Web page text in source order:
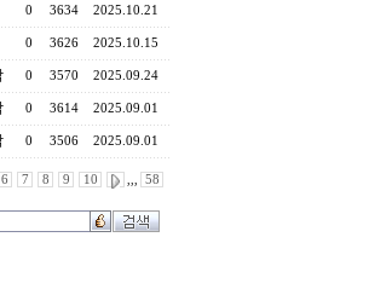
0 3634 2025.10.21
0 3626 2025.10.15
0 3570 2025.09.24
0 3614 2025.09.01
0 3506 2025.09.01
6 7 8 9 10 ,,, 58